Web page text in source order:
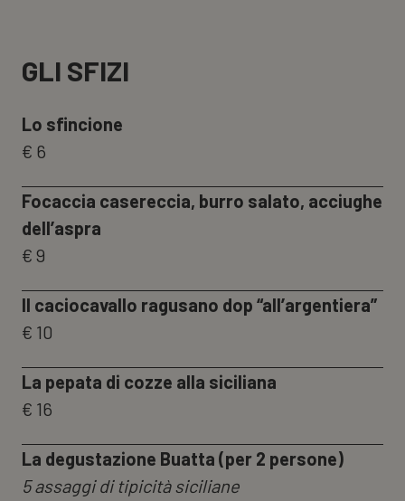
GLI SFIZI
Lo sfincione
€ 6
Focaccia casereccia, burro salato, acciughe
dell’aspra
€ 9
Il caciocavallo ragusano dop “all’argentiera”
€ 10
La pepata di cozze alla siciliana
€ 16
La degustazione Buatta (per 2 persone)
5 assaggi di tipicità siciliane